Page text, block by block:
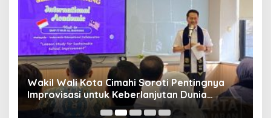
Wakil Wali Kota Cimahi Soroti Pentingnya
Improvisasi untuk Keberlanjutan Dunia
Pendidikan